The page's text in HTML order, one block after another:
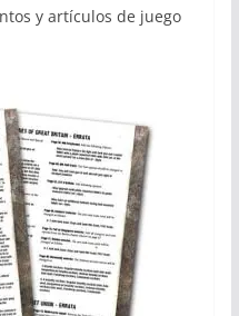
y artículos de juego